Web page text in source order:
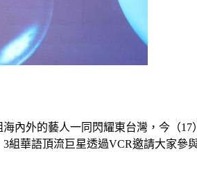
內外的藝人一同閃耀東台灣，今（
華語頂流巨星透過VCR邀請大家參